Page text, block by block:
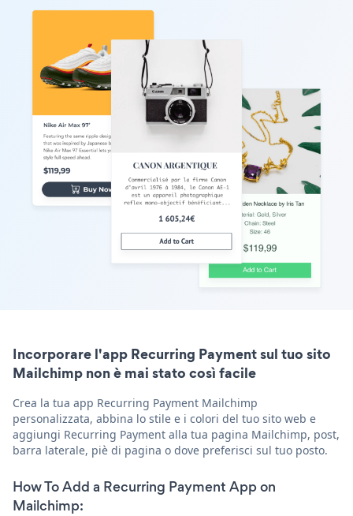
Incorporare l'app Recurring Payment sul tuo sito
Mailchimp non è mai stato così facile
Crea la tua app Recurring Payment Mailchimp
personalizzata, abbina lo stile e i colori del tuo sito web e
aggiungi Recurring Payment alla tua pagina Mailchimp, post,
barra laterale, piè di pagina o dove preferisci sul tuo posto.
How To Add a Recurring Payment App on
Mailchimp: